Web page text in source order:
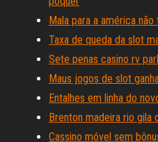
Mala para a américa não
Taxa de queda da slot
Sete penas casino rv
Maus jogos de slot
Entalhes em linha do
Brenton madeira rio gila
Cassino móvel sem